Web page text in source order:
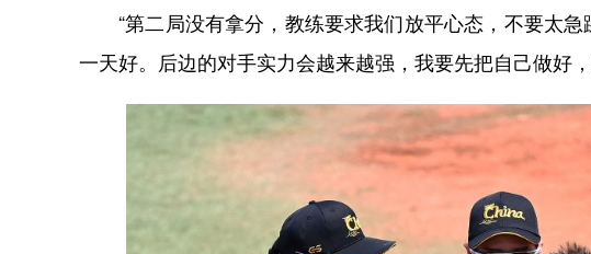
“第二局没有拿分，教练要求我们放平心态，不要太急
一天好。后边的对手实力会越来越强，我要先把自己做好